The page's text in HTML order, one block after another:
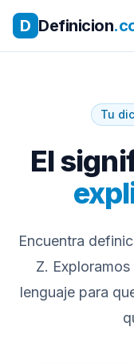
D Definicion
Tu
El
Encuentra
Z.
lenguaje para